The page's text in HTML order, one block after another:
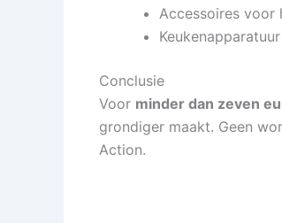
Accessoires voor
Keukenapparatuur
Conclusie
Voor minder dan zeven
grondiger maakt. Geen
Action.